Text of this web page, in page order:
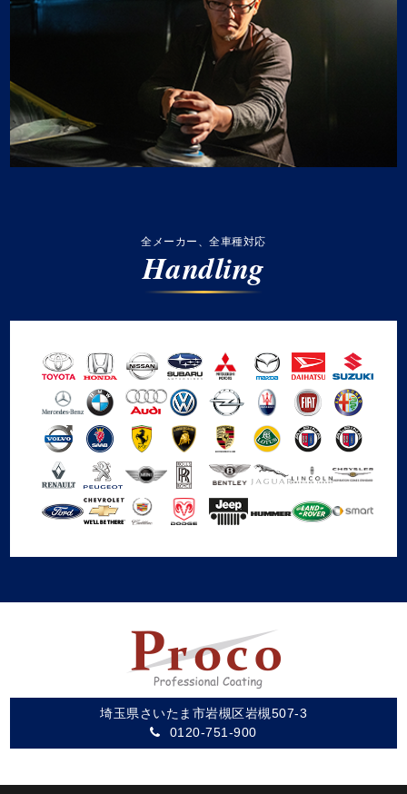
全メーカー、全車種対応
Handling
埼玉県さいたま市岩槻区岩槻507-3
0120-751-900